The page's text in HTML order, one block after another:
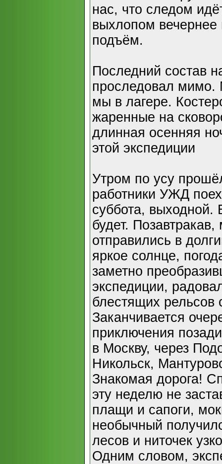
нас, что следом
выхлопом вечернее
подъём.
Последний состав
проследовал мимо.
мы в лагере.
жаренные на
длинная осенняя
этой экспедиции
Утром по усу
работники УЖД
суббота, выходной.
будет.
отправились в
яркое солнце,
заметно
экспедиции,
блестящих рельсов
Заканчивается
приключения
в Москву, через
Никольск,
Знакомая дорога!
эту неделю не
плащи и сапоги,
необычный
лесов и ниточек
Одним словом,